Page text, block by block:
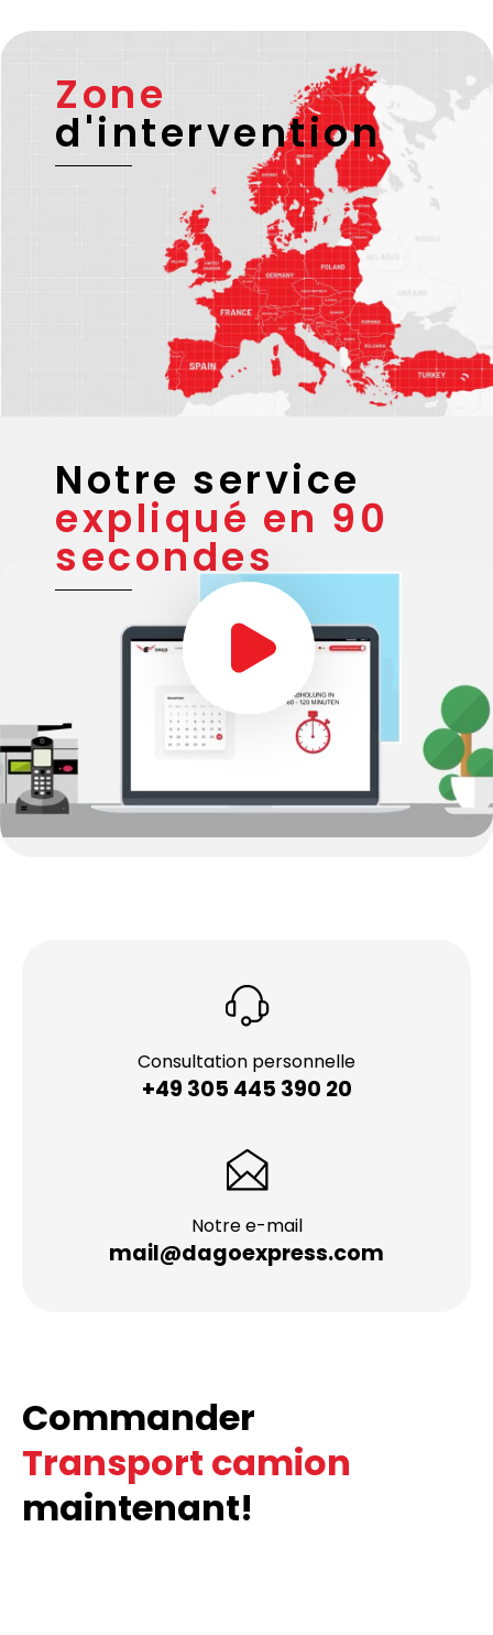
Zone
d'intervention
Notre service
expliqué en 90
secondes
Consultation personnelle
+49 305 445 390 20
Notre e-mail
mail@dagoexpress.com
Commander
Transport camion
maintenant!